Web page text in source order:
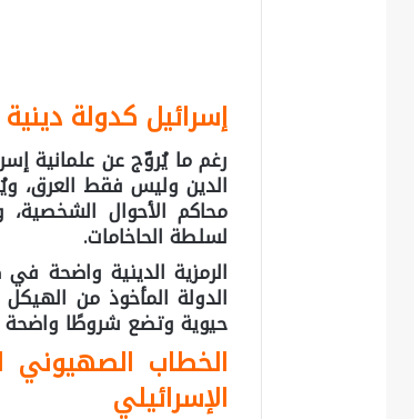
إسرائيل كدولة دينية
رغم ما يُروّج عن علمانية
الدين وليس فقط العرق،
محاكم الأحوال الشخصية،
لسلطة الحاخامات.
الرمزية الدينية واضحة
الدولة المأخوذ من
حيوية وتضع شروطًا واضحة
الخطاب الصهيوني
الإسرائيلي